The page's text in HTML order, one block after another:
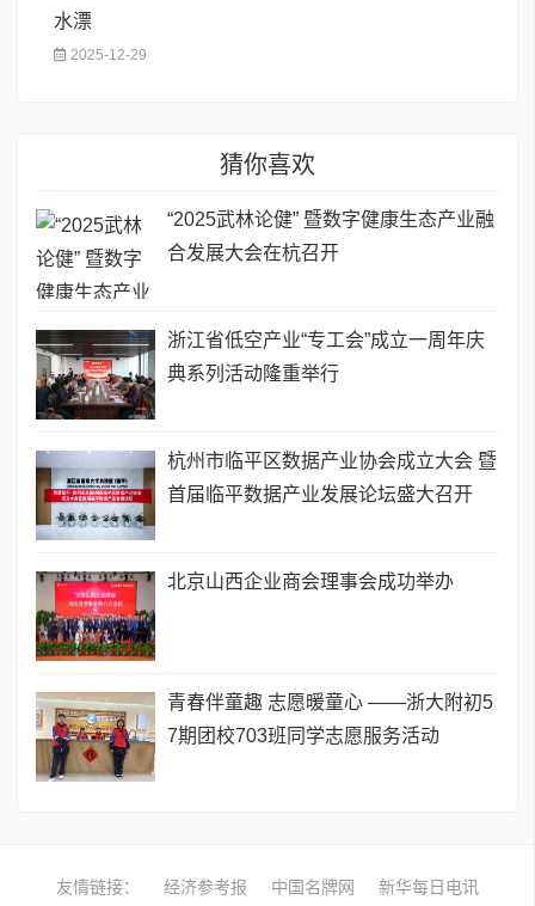
水漂
2025-12-29
猜你喜欢
“2025武林论健” 暨数字健康生态产业融
合发展大会在杭召开
浙江省低空产业“专工会”成立一周年庆
典系列活动隆重举行
杭州市临平区数据产业协会成立大会 暨
首届临平数据产业发展论坛盛大召开
北京山西企业商会理事会成功举办
青春伴童趣 志愿暖童心 ——浙大附初5
7期团校703班同学志愿服务活动
友情链接： 经济参考报 中国名牌网 新华每日电讯